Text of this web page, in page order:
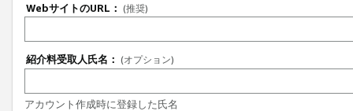
WebサイトのURL： (推奨)
紹介料受取人氏名： (オプション)
アカウント作成時に登録した氏名